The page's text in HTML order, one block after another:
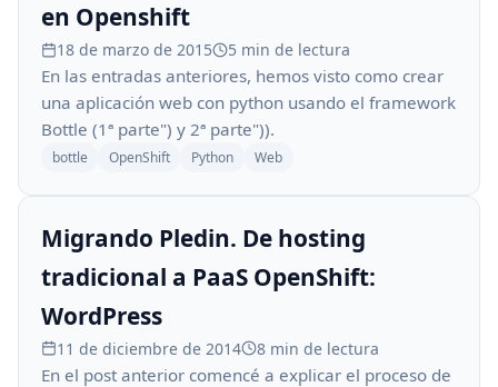
en Openshift
18 de marzo de 2015 5 min de lectura
En las entradas anteriores, hemos visto como crear
una aplicación web con python usando el framework
Bottle (1ª parte") y 2ª parte")).
bottle OpenShift Python Web
Migrando Pledin. De hosting
tradicional a PaaS OpenShift:
WordPress
11 de diciembre de 2014 8 min de lectura
En el post anterior comencé a explicar el proceso de